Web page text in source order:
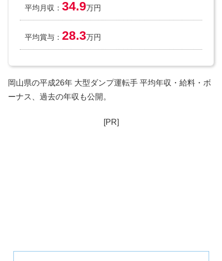
平均月収： 34.9万円
平均賞与： 28.3万円
岡山県の平成26年 大型ダンプ運転手 平均年収・給料・ボ
ーナス、過去の年収も公開。
[PR]